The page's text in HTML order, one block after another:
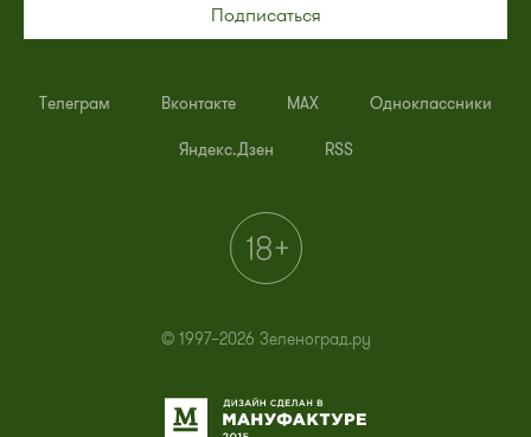
Подписаться
Телеграм Вконтакте MAX Одноклассники
Яндекс.Дзен RSS
© 1997–2026 Зеленоград.ру